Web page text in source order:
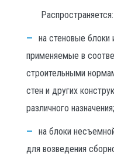
Распространяется:
на стеновые блоки
применяемые в
строительными
стен и других
различного назначения;
на блоки
для возведения